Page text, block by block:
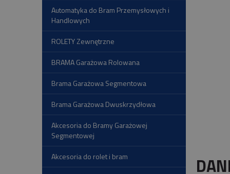
Automatyka do Bram Przemysłowych i
Handlowych
ROLETY Zewnętrzne
BRAMA Garażowa Rolowana
Brama Garażowa Segmentowa
Brama Garażowa Dwuskrzydłowa
Akcesoria do Bramy Garażowej
Segmentowej
Akcesoria do rolet i bram